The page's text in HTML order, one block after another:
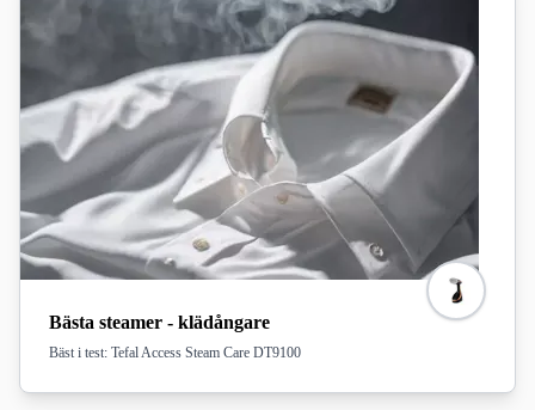
Bästa steamer - klädångare
Bäst i test: Tefal Access Steam Care DT9100